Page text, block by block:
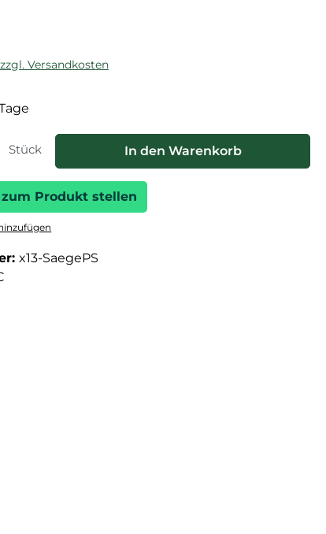
Versandkosten
den gewünschten Wert ein oder benutze die
Stück In den Warenkorb
Produkt stellen
x13-SaegePS